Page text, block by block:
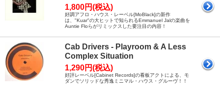
1,800円(税込)
好調アフロ・ハウス・レーベル[MoBlack]の新作
は、"Kuar"の大ヒットで知られるEmmanuel Jalの楽曲を
Auntie Floらがリミックスした要注目の内容！
Cab Drivers - Playroom & A Less
Complex Situation
1,290円(税込)
好評レーベル[Cabinet Records]の看板アクトによる、モ
ダンでソリッドな秀逸ミニマル・ハウス・グルーヴ！！